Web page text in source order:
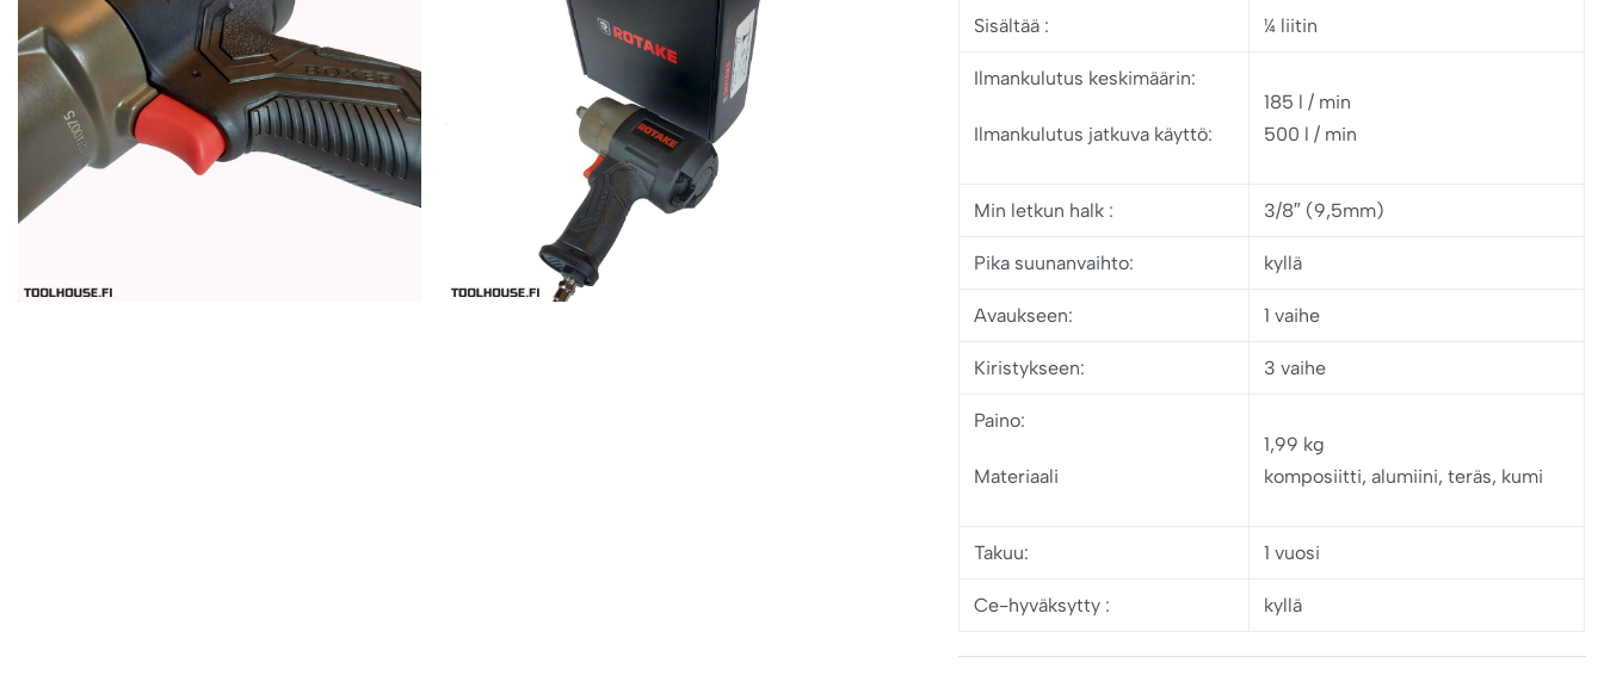
Sisältää : ¼ liitin
Ilmankulutus keskimäärin:
Ilmankulutus jatkuva käyttö:
185 l / min
500 l / min
Min letkun halk : 3/8″ (9,5mm)
Pika suunanvaihto: kyllä
Avaukseen: 1 vaihe
Kiristykseen: 3 vaihe
Paino:
Materiaali
1,99 kg
komposiitti, alumiini, teräs, kumi
Takuu: 1 vuosi
Ce-hyväksytty : kyllä